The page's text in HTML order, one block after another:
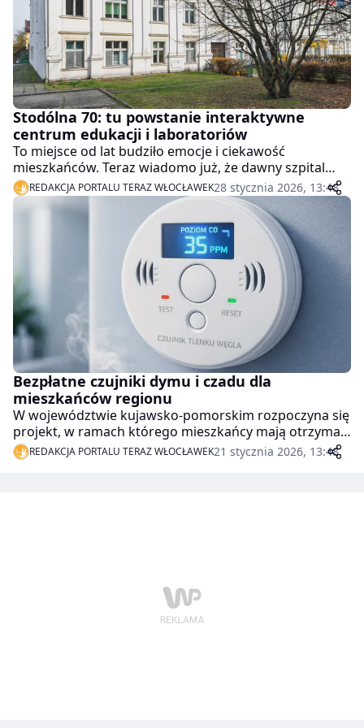
Stodólna 70: tu powstanie interaktywne
centrum edukacji i laboratoriów
To miejsce od lat budziło emocje i ciekawość
mieszkańców. Teraz wiadomo już, że dawny szpital
żydowski przy ul. Stodólnej 70 we Włocławku ma
szansę stać się jedną z najbardziej nowoczesnych
przestrzeni edukacyjnych w regionie. W zabytkowym
budynku powstanie StodólnaLAB – centrum łączące
dziedzictwo historyczne z innowacjami i edukacją
REDAKCJA PORTALU TERAZ WŁOCŁAWEK28 stycznia 2026, 13:48
Bezpłatne czujniki dymu i czadu dla
mieszkańców regionu
W województwie kujawsko-pomorskim rozpoczyna się
projekt, w ramach którego mieszkańcy mają otrzymać
bezpłatne czujniki dymu oraz czujniki czadu (tlenku
węgla). Działania zaplanowano z myślą o sezonie
REDAKCJA PORTALU TERAZ WŁOCŁAWEK21 stycznia 2026, 13:48